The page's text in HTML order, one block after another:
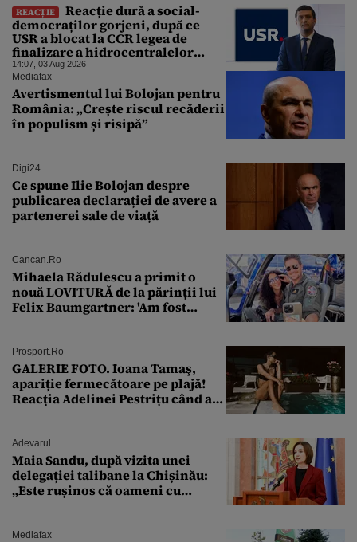
REACȚIE
Reacție dură a social-
democraților gorjeni, după ce
USR a blocat la CCR legea de
finalizare a hidrocentralelor
abandonate. „Nu ne-ar surprinde
dacă Miruță și USR ar acuza PSD și
de faptul că asupra Europei s-a
abătut o cupolă de foc”
14:07, 03 Aug 2026
Mediafax
Avertismentul lui Bolojan pentru
România: „Crește riscul recăderii
în populism și risipă”
Digi24
Ce spune Ilie Bolojan despre
publicarea declarației de avere a
partenerei sale de viață
Cancan.ro
Mihaela Rădulescu a primit o
nouă LOVITURĂ de la părinții lui
Felix Baumgartner: 'Am fost
Prosport.ro
GALERIE FOTO. Ioana Tamaş,
apariție fermecătoare pe plajă!
Reacția Adelinei Pestrițu când a
Adevarul
Maia Sandu, după vizita unei
delegației talibane la Chișinău:
„Este rușinos că oameni cu
Mediafax